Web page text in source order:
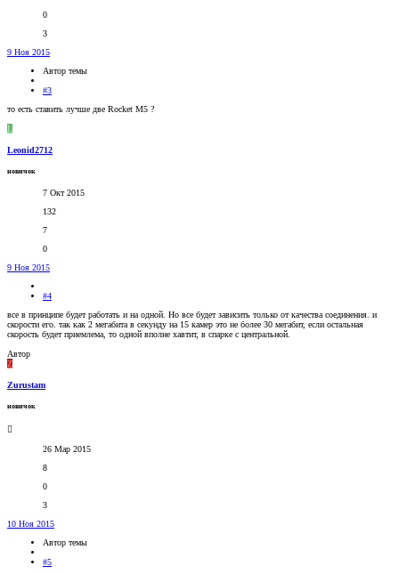
0
3
9 Ноя 2015
Автор темы
#3
то есть ставить лучше две Rocket M5 ?
L
Leonid2712
новичок
7 Окт 2015
132
7
0
9 Ноя 2015
#4
все в принципе будет работать и на одной. Но все будет зависить только от качества соединения. и
скорости его. так как 2 мегабита в секунду на 15 камер это не более 30 мегабит, если остальная
скорость будет приемлема, то одной вполне хавтит, в спарке с центральной.
Автор
Z
Zurustam
новичок
26 Мар 2015
8
0
3
10 Ноя 2015
Автор темы
#5